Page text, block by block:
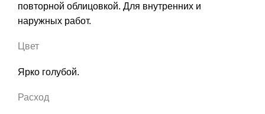
повторной облицовкой. Для внутренних и
наружных работ.
Цвет
Ярко голубой.
Расход